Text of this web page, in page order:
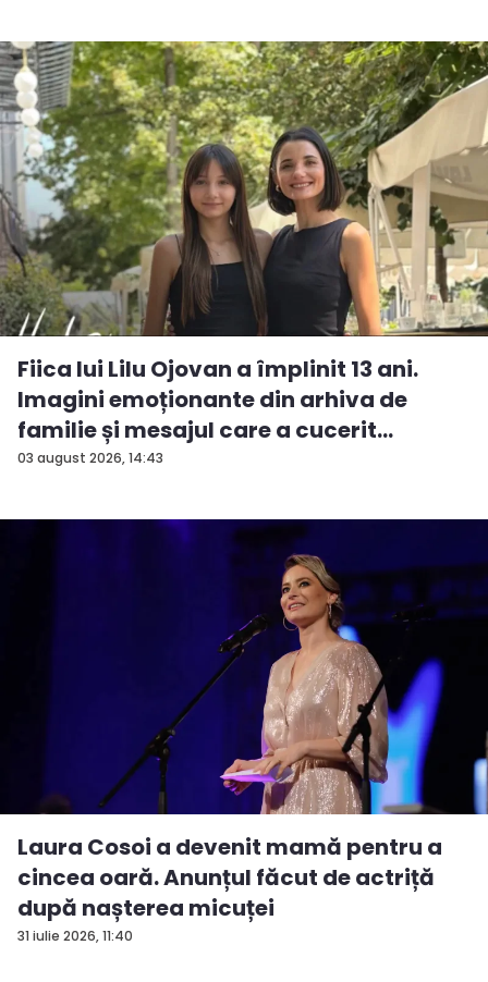
03 august 2026, 14:43
Fiica lui Lilu Ojovan a împlinit 13 ani.
Imagini emoționante din arhiva de
familie și mesajul care a cucerit
Interne...
31 iulie 2026, 11:40
Laura Cosoi a devenit mamă pentru a
cincea oară. Anunțul făcut de actriță
după nașterea micuței